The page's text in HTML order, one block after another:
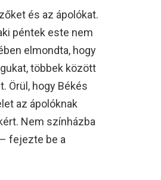
és az ápolókat.
péntek este nem
elmondta, hogy
többek között
Örül, hogy Békés
az ápolóknak
Nem színházba
fejezte be a